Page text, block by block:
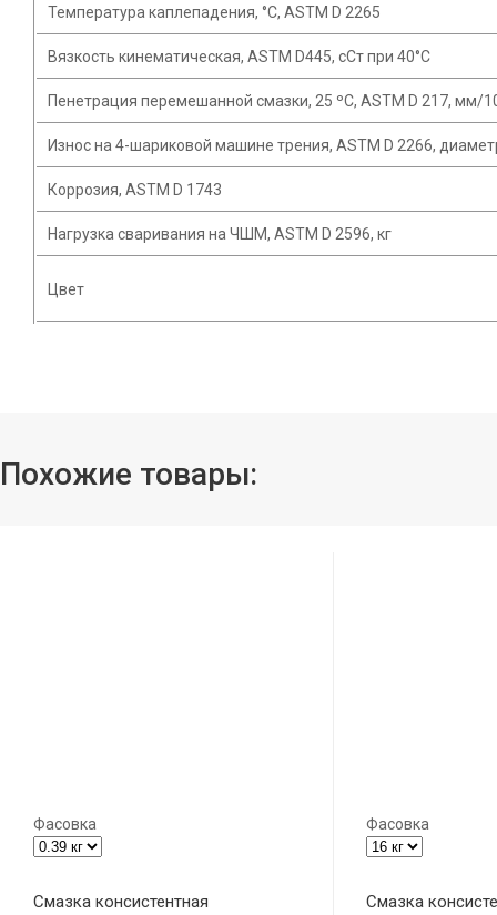
Температура каплепадения, °С, ASTM D 2265
Вязкость кинематическая, ASTM D445, сСт при 40°C
Пенетрация перемешанной смазки, 25 ºC, ASTM D 217, мм/
Износ на 4-шариковой машине трения, ASTM D 2266,
Коррозия, ASTM D 1743
Нагрузка сваривания на ЧШМ, ASTM D 2596, кг
Цвет
Похожие товары:
Фасовка
Смазка консистентная
Фасовка
Смазка